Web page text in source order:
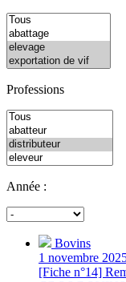
Professions
Année :
Bovins
1 novembre
[Fiche n°14]